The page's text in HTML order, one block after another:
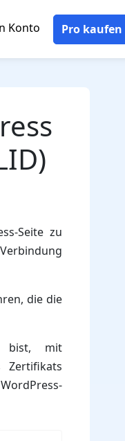
Konto Pro kaufen
Seite zu
die die
bist, mit
Zertifikats